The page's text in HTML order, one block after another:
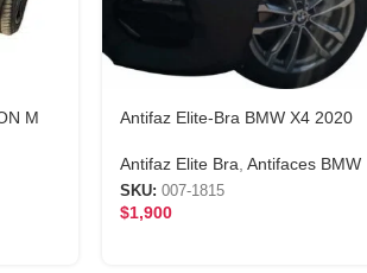
M
Antifaz Elite-Bra BMW X4 2020
Antifaz Elite Bra Antifaces BMW
SKU: 007-1815
$1,900